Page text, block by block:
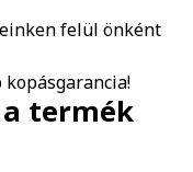
felül önként
kopásgarancia!
termék